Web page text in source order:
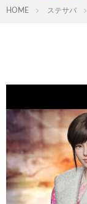
HOME ステサバ